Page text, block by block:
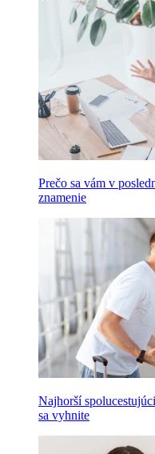
Prečo sa vám v
znamenie
Najhorší
sa vyhnite